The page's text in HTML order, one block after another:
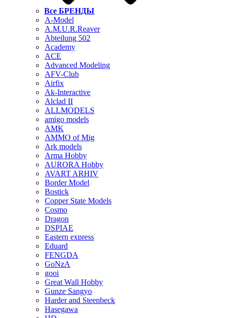
Все БРЕНДЫ
A-Model
A.M.U.R.Reaver
Abteilung 502
Academy
ACE
Advanced Modeling
AFV-Club
Airfix
Ak-Interactive
Alclad II
ALLMODELS
amigo models
AMK
AMMO of Mig
Ark models
Arma Hobby
AURORA Hobby
AVART ARHIV
Border Model
Bostick
Copper State Models
Cosmo
Dragon
DSPIAE
Eastern express
Eduard
FENGDA
GoNzA
gooi
Great Wall Hobby
Gunze Sangyo
Harder and Steenbeck
Hasegawa